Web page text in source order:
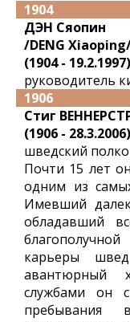
1904
ДЭН Сяопин
/DENG
(1904 -
руководитель
1906
Стиг
(1906 -
шведский
Почти 15 лет
одним из
Имевший
обладавший
карьеры
авантюрный
службами он
пребывания